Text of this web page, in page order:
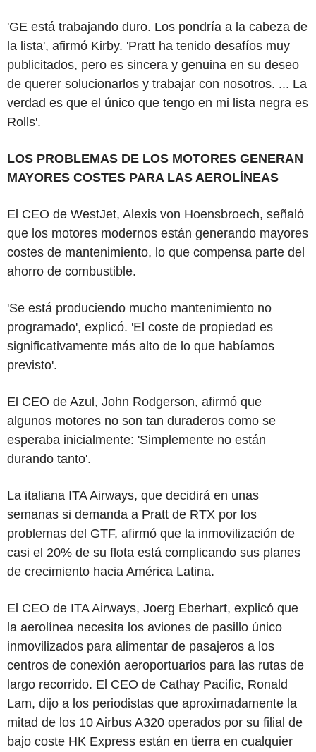
'GE está trabajando duro. Los pondría a la cabeza de
la lista', afirmó Kirby. 'Pratt ha tenido desafíos muy
publicitados, pero es sincera y genuina en su deseo
de querer solucionarlos y trabajar con nosotros. ... La
verdad es que el único que tengo en mi lista negra es
Rolls'.
LOS PROBLEMAS DE LOS MOTORES GENERAN
MAYORES COSTES PARA LAS AEROLÍNEAS
El CEO de WestJet, Alexis von Hoensbroech, señaló
que los motores modernos están generando mayores
costes de mantenimiento, lo que compensa parte del
ahorro de combustible.
'Se está produciendo mucho mantenimiento no
programado', explicó. 'El coste de propiedad es
significativamente más alto de lo que habíamos
previsto'.
El CEO de Azul, John Rodgerson, afirmó que
algunos motores no son tan duraderos como se
esperaba inicialmente: 'Simplemente no están
durando tanto'.
La italiana ITA Airways, que decidirá en unas
semanas si demanda a Pratt de RTX por los
problemas del GTF, afirmó que la inmovilización de
casi el 20% de su flota está complicando sus planes
de crecimiento hacia América Latina.
El CEO de ITA Airways, Joerg Eberhart, explicó que
la aerolínea necesita los aviones de pasillo único
inmovilizados para alimentar de pasajeros a los
centros de conexión aeroportuarios para las rutas de
largo recorrido. El CEO de Cathay Pacific, Ronald
Lam, dijo a los periodistas que aproximadamente la
mitad de los 10 Airbus A320 operados por su filial de
bajo coste HK Express están en tierra en cualquier